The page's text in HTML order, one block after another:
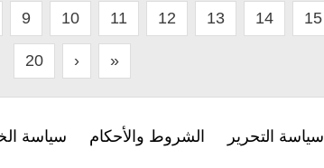
9 10 11 12 13 14 15
20 › »
سياسة التحرير الشروط والأحكام سياسة